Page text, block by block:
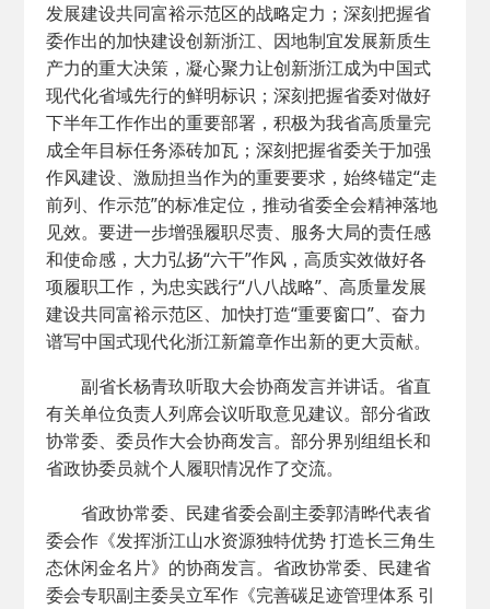
发展建设共同富裕示范区的战略定力；深刻把握省
委作出的加快建设创新浙江、因地制宜发展新质生
产力的重大决策，凝心聚力让创新浙江成为中国式
现代化省域先行的鲜明标识；深刻把握省委对做好
下半年工作作出的重要部署，积极为我省高质量完
成全年目标任务添砖加瓦；深刻把握省委关于加强
作风建设、激励担当作为的重要要求，始终锚定“走
前列、作示范”的标准定位，推动省委全会精神落地
见效。要进一步增强履职尽责、服务大局的责任感
和使命感，大力弘扬“六干”作风，高质实效做好各
项履职工作，为忠实践行“八八战略”、高质量发展
建设共同富裕示范区、加快打造“重要窗口”、奋力
谱写中国式现代化浙江新篇章作出新的更大贡献。
副省长杨青玖听取大会协商发言并讲话。省直
有关单位负责人列席会议听取意见建议。部分省政
协常委、委员作大会协商发言。部分界别组组长和
省政协委员就个人履职情况作了交流。
省政协常委、民建省委会副主委郭清晔代表省
委会作《发挥浙江山水资源独特优势 打造长三角生
态休闲金名片》的协商发言。省政协常委、民建省
委会专职副主委吴立军作《完善碳足迹管理体系 引